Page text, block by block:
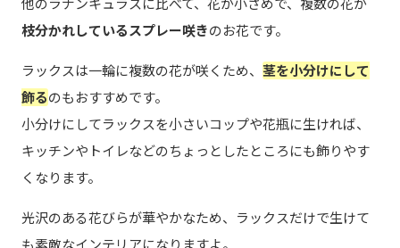
他のラナンキュラスに比べて、花が小さめで、複数の花が
枝分かれしているスプレー咲きのお花です。
ラックスは一輪に複数の花が咲くため、 茎を小分けにして
飾るのもおすすめです。
小分けにしてラックスを小さいコップや花瓶に生ければ、
キッチンやトイレなどのちょっとしたところにも飾りやす
くなります。
光沢のある花びらが華やかなため、ラックスだけで生けて